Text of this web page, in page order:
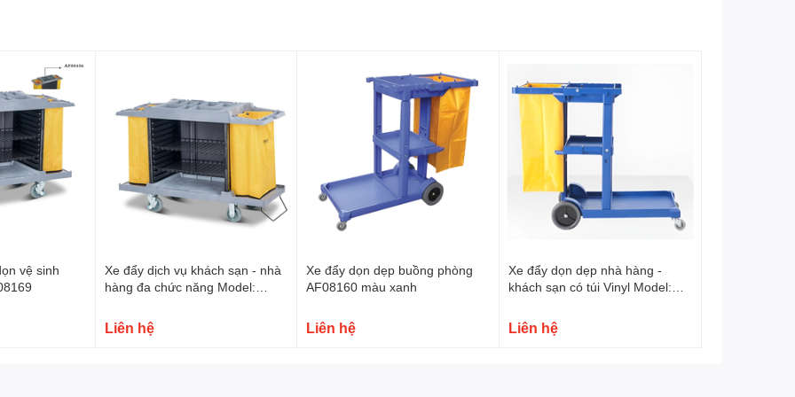
giúp thuận lợi trong việc thu gom và loại bỏ rác một cách
cung cấp không gian lưu trữ đa dạng, giúp nhân viên tổ
giúp xe dễ dàng lau chùi và bảo quản, duy trì sự sạch sẽ
vệ sinh
Xe đẩy dịch vụ khách sạn - nhà
hàng đa chức năng Model:
Liên hệ
Xe đẩy dọn dẹp buồng phòng
AF08160 màu xanh
Liên hệ
Xe đẩy dọn dẹp nhà hàng -
khách sạn có túi Vinyl Model:
Liên hệ